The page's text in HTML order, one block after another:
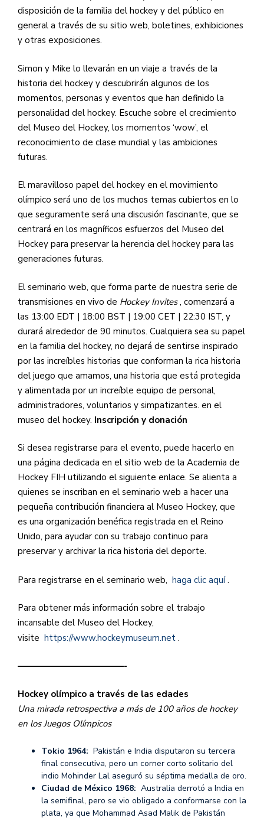
disposición de la familia del hockey y del público en
general a través de su sitio web, boletines, exhibiciones
y otras exposiciones.
Simon y Mike lo llevarán en un viaje a través de la
historia del hockey y descubrirán algunos de los
momentos, personas y eventos que han definido la
personalidad del hockey. Escuche sobre el crecimiento
del Museo del Hockey, los momentos ‘wow’, el
reconocimiento de clase mundial y las ambiciones
futuras.
El maravilloso papel del hockey en el movimiento
olímpico será uno de los muchos temas cubiertos en lo
que seguramente será una discusión fascinante, que se
centrará en los magníficos esfuerzos del Museo del
Hockey para preservar la herencia del hockey para las
generaciones futuras.
El seminario web, que forma parte de nuestra serie de
transmisiones en vivo de Hockey Invites, comenzará a
las 13:00 EDT | 18:00 BST | 19:00 CET | 22:30 IST, y
durará alrededor de 90 minutos. Cualquiera sea su papel
en la familia del hockey, no dejará de sentirse inspirado
por las increíbles historias que conforman la rica historia
del juego que amamos, una historia que está protegida
y alimentada por un increíble equipo de personal,
administradores, voluntarios y simpatizantes. en el
museo del hockey. Inscripción y donación
Si desea registrarse para el evento, puede hacerlo en
una página dedicada en el sitio web de la Academia de
Hockey FIH utilizando el siguiente enlace. Se alienta a
quienes se inscriban en el seminario web a hacer una
pequeña contribución financiera al Museo Hockey, que
es una organización benéfica registrada en el Reino
Unido, para ayudar con su trabajo continuo para
preservar y archivar la rica historia del deporte.
Para registrarse en el seminario web, haga clic aquí.
Para obtener más información sobre el trabajo
incansable del Museo del Hockey,
visite https://www.hockeymuseum.net .
————————————-
Hockey olímpico a través de las edades
Una mirada retrospectiva a más de 100 años de hockey
en los Juegos Olímpicos
Tokio 1964: Pakistán e India disputaron su tercera
final consecutiva, pero un corner corto solitario del
indio Mohinder Lal aseguró su séptima medalla de oro.
Ciudad de México 1968: Australia derrotó a India en
la semifinal, pero se vio obligado a conformarse con la
plata, ya que Mohammad Asad Malik de Pakistán